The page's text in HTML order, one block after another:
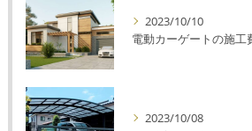
2023/10/10
2023/10/08